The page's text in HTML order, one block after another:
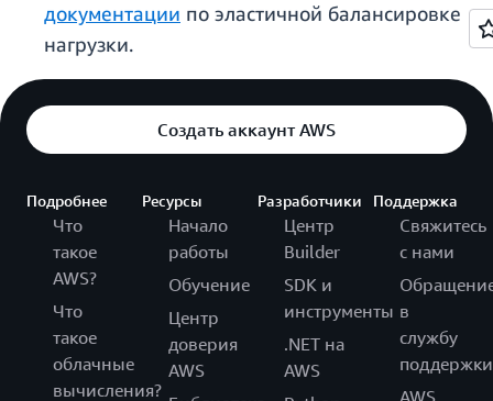
документации по эластичной балансировке
нагрузки.
Создать аккаунт AWS
Подробнее
Что
такое
AWS?
Что
такое
облачные
вычисления?
Ресурсы
Начало
работы
Обучение
Центр
доверия
AWS
Разработчики
Центр
Builder
SDK и
инструменты
.NET на
AWS
Поддержка
Свяжитесь
с нами
в
службу
поддержки